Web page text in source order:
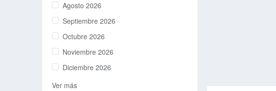
Agosto 2026
Septiembre 2026
Octubre 2026
Noviembre 2026
Diciembre 2026
Ver más